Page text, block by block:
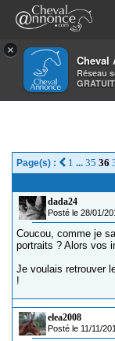
×
Cheval
Réseau
>Salon de thé
Page(s) : 1 ... 35 36
dada24
Posté le 28/01/
Coucou, comme je
portraits ? Alors vos
Je voulais retrouver
!
elea2008
Posté le 11/11/